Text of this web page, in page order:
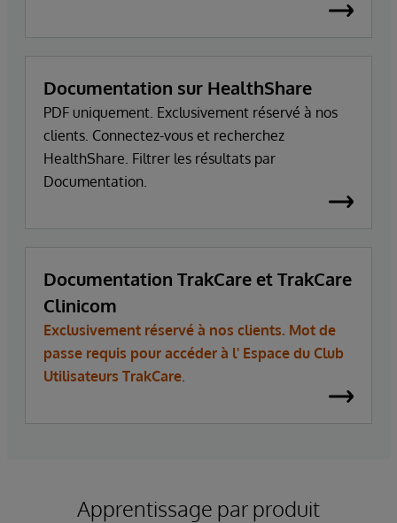
Documentation sur HealthShare
PDF uniquement. Exclusivement réservé à nos
clients. Connectez-vous et recherchez
HealthShare. Filtrer les résultats par
Documentation.
Documentation TrakCare et TrakCare
Clinicom
Exclusivement réservé à nos clients. Mot de
passe requis pour accéder à l' Espace du Club
Utilisateurs TrakCare
Apprentissage par produit